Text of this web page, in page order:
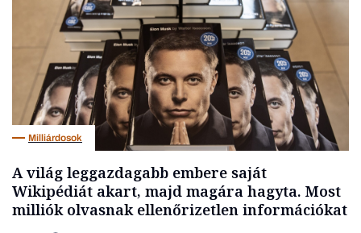
Milliárdosok
A világ leggazdagabb embere saját
Wikipédiát akart, majd magára hagyta. Most
milliók olvasnak ellenőrizetlen információkat